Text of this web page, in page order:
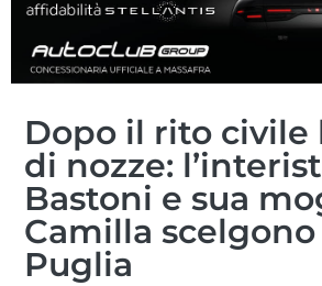
Dopo il rito civile
di nozze:
Bastoni e sua
Camilla scelgono
Puglia